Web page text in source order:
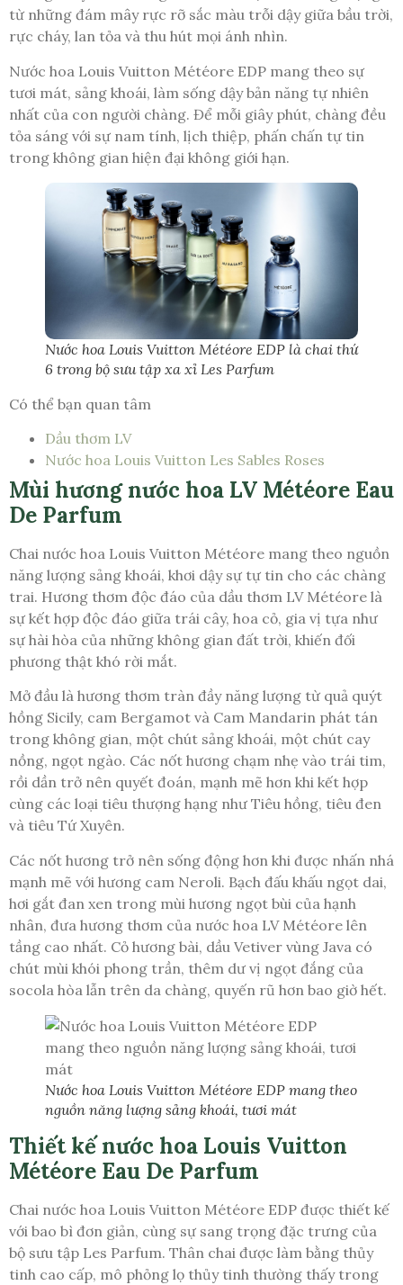
từ những đám mây rực rỡ sắc màu trỗi dậy giữa bầu trời,
rực cháy, lan tỏa và thu hút mọi ánh nhìn.
Nước hoa Louis Vuitton Météore EDP mang theo sự
tươi mát, sảng khoái, làm sống dậy bản năng tự nhiên
nhất của con người chàng. Để mỗi giây phút, chàng đều
tỏa sáng với sự nam tính, lịch thiệp, phấn chấn tự tin
trong không gian hiện đại không giới hạn.
Nước hoa Louis Vuitton Météore EDP là chai thứ
6 trong bộ sưu tập xa xỉ Les Parfum
Có thể bạn quan tâm
Dầu thơm LV
Nước hoa Louis Vuitton Les Sables Roses
Mùi hương nước hoa LV Météore Eau
De Parfum
Chai nước hoa Louis Vuitton Météore mang theo nguồn
năng lượng sảng khoái, khơi dậy sự tự tin cho các chàng
trai. Hương thơm độc đáo của dầu thơm LV Météore là
sự kết hợp độc đáo giữa trái cây, hoa cỏ, gia vị tựa như
sự hài hòa của những không gian đất trời, khiến đối
phương thật khó rời mắt.
Mở đầu là hương thơm tràn đầy năng lượng từ quả quýt
hồng Sicily, cam Bergamot và Cam Mandarin phát tán
trong không gian, một chút sảng khoái, một chút cay
nồng, ngọt ngào. Các nốt hương chạm nhẹ vào trái tim,
rồi dần trở nên quyết đoán, mạnh mẽ hơn khi kết hợp
cùng các loại tiêu thượng hạng như Tiêu hồng, tiêu đen
và tiêu Tứ Xuyên.
Các nốt hương trở nên sống động hơn khi được nhấn nhá
mạnh mẽ với hương cam Neroli. Bạch đấu khấu ngọt dai,
hơi gắt đan xen trong mùi hương ngọt bùi của hạnh
nhân, đưa hương thơm của nước hoa LV Météore lên
tầng cao nhất. Cỏ hương bài, dầu Vetiver vùng Java có
chút mùi khói phong trần, thêm dư vị ngọt đắng của
socola hòa lẫn trên da chàng, quyến rũ hơn bao giờ hết.
Nước hoa Louis Vuitton Météore EDP mang theo
nguồn năng lượng sảng khoái, tươi mát
Thiết kế nước hoa Louis Vuitton
Météore Eau De Parfum
Chai nước hoa Louis Vuitton Météore EDP được thiết kế
với bao bì đơn giản, cùng sự sang trọng đặc trưng của
bộ sưu tập Les Parfum. Thân chai được làm bằng thủy
tinh cao cấp, mô phỏng lọ thủy tinh thường thấy trong